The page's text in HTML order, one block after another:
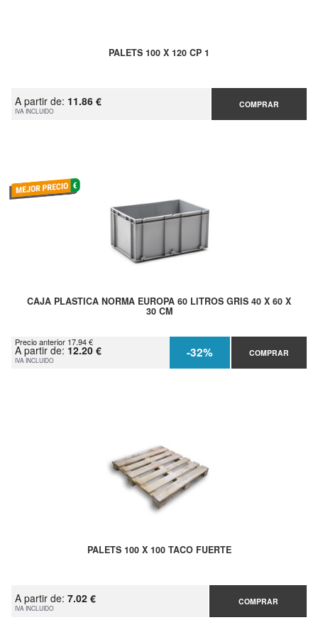
PALETS 100 X 120 CP 1
A partir de: 11.86 €
IVA INCLUIDO
COMPRAR
CAJA PLASTICA NORMA EUROPA 60 LITROS GRIS 40 X 60 X
30 CM
Precio anterior 17.94 €
A partir de: 12.20 €
IVA INCLUIDO -32% COMPRAR
PALETS 100 X 100 TACO FUERTE
A partir de: 7.02 €
IVA INCLUIDO
COMPRAR